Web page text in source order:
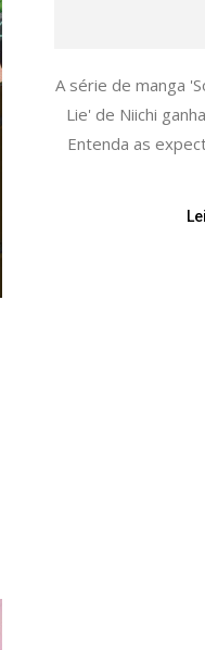
A série de manga
Lie' de Niichi
Entenda as